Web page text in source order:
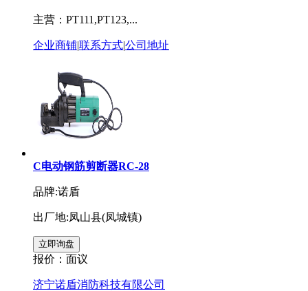
主营：PT111,PT123,...
企业商铺|联系方式|公司地址
C电动钢筋剪断器RC-28
品牌:诺盾
出厂地:凤山县(凤城镇)
报价： 面议
济宁诺盾消防科技有限公司